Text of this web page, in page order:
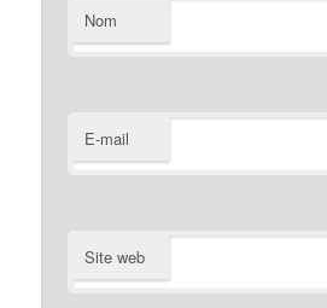
Nom
E-mail
Site web